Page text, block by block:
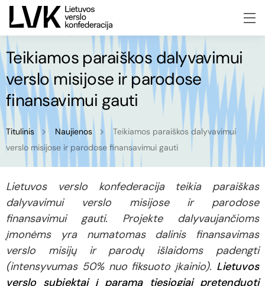
Teikiamos paraiškos dalyvavimui
verslo misijose ir parodose
finansavimui gauti
Titulinis Naujienos
Teikiamos paraiškos dalyvavimui
verslo misijose ir parodose finansavimui gauti
Lietuvos verslo konfederacija teikia paraiškas
dalyvavimui verslo misijose ir parodose
finansavimui gauti. Projekte dalyvaujančioms
įmonėms yra numatomas dalinis finansavimas
verslo misijų ir parodų išlaidoms padengti
(intensyvumas 50% nuo fiksuoto įkainio). Lietuvos
verslo subjektai į paramą tiesiogiai pretenduoti